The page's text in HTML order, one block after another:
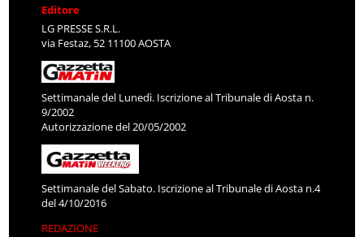
Editore
LG PRESSE S.R.L.
via Festaz, 52 11100 AOSTA
Settimanale del Lunedì. Iscrizione al Tribunale di Aosta n.
9/2002
Autorizzazione del 20/05/2002
Settimanale del Sabato. Iscrizione al Tribunale di Aosta n.4
del 4/10/2016
REDAZIONE